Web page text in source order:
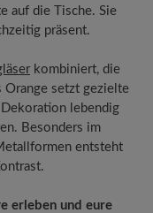
auf die Tische. Sie
präsent.
kombiniert, die
Orange setzt gezielte
Dekoration lebendig
Besonders im
entsteht
erleben und eure